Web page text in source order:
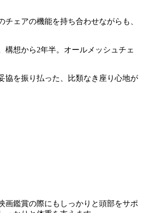
ェアの機能を持ち合わせながらも、
想から2年半。オールメッシュチェ
協を振り払った、比類なき座り心地が
画鑑賞の際にもしっかりと頭部をサポ